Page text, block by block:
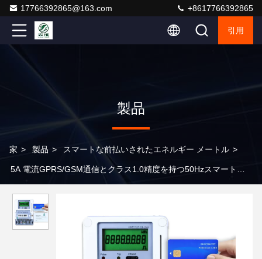
17766392865@163.com +8617766392865
引用
製品
家 > 製品 > スマートな前払いされたエネルギー メートル >
5A 電流GPRS/GSM通信とクラス1.0精度を持つ50Hzスマートエネ